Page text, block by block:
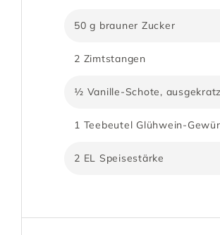
50 g brauner Zucker
2 Zimtstangen
½ Vanille-Schote,
1 Teebeutel Glühwein-
2 EL Speisestärke